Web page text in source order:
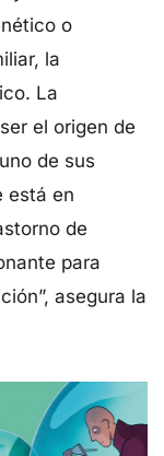
o
la
La
el origen de
de sus
está en
de
para
asegura la